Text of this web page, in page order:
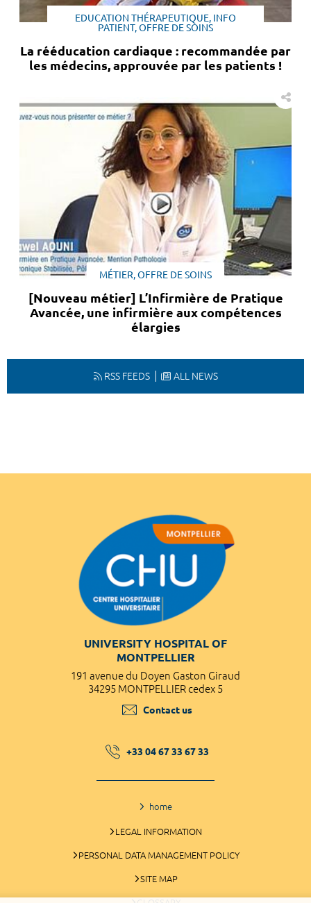
EDUCATION THÉRAPEUTIQUE, INFO
PATIENT, OFFRE DE SOINS
La rééducation cardiaque : recommandée par
les médecins, approuvée par les patients !
MÉTIER, OFFRE DE SOINS
[Nouveau métier] L’Infirmière de Pratique
Avancée, une infirmière aux compétences
élargies
RSS FEEDS ALL NEWS
UNIVERSITY HOSPITAL OF
MONTPELLIER
191 avenue du Doyen Gaston Giraud
34295 MONTPELLIER cedex 5
Contact us
+33 04 67 33 67 33
home
LEGAL INFORMATION
PERSONAL DATA MANAGEMENT POLICY
SITE MAP